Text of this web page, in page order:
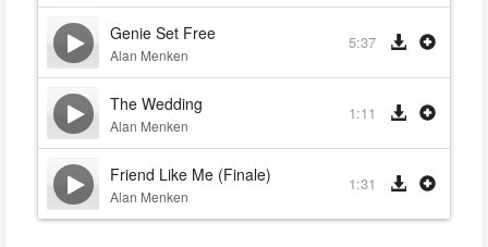
Genie Set Free
Alan Menken
5:37
The Wedding
Alan Menken
1:11
Friend Like Me (Finale)
Alan Menken
1:31